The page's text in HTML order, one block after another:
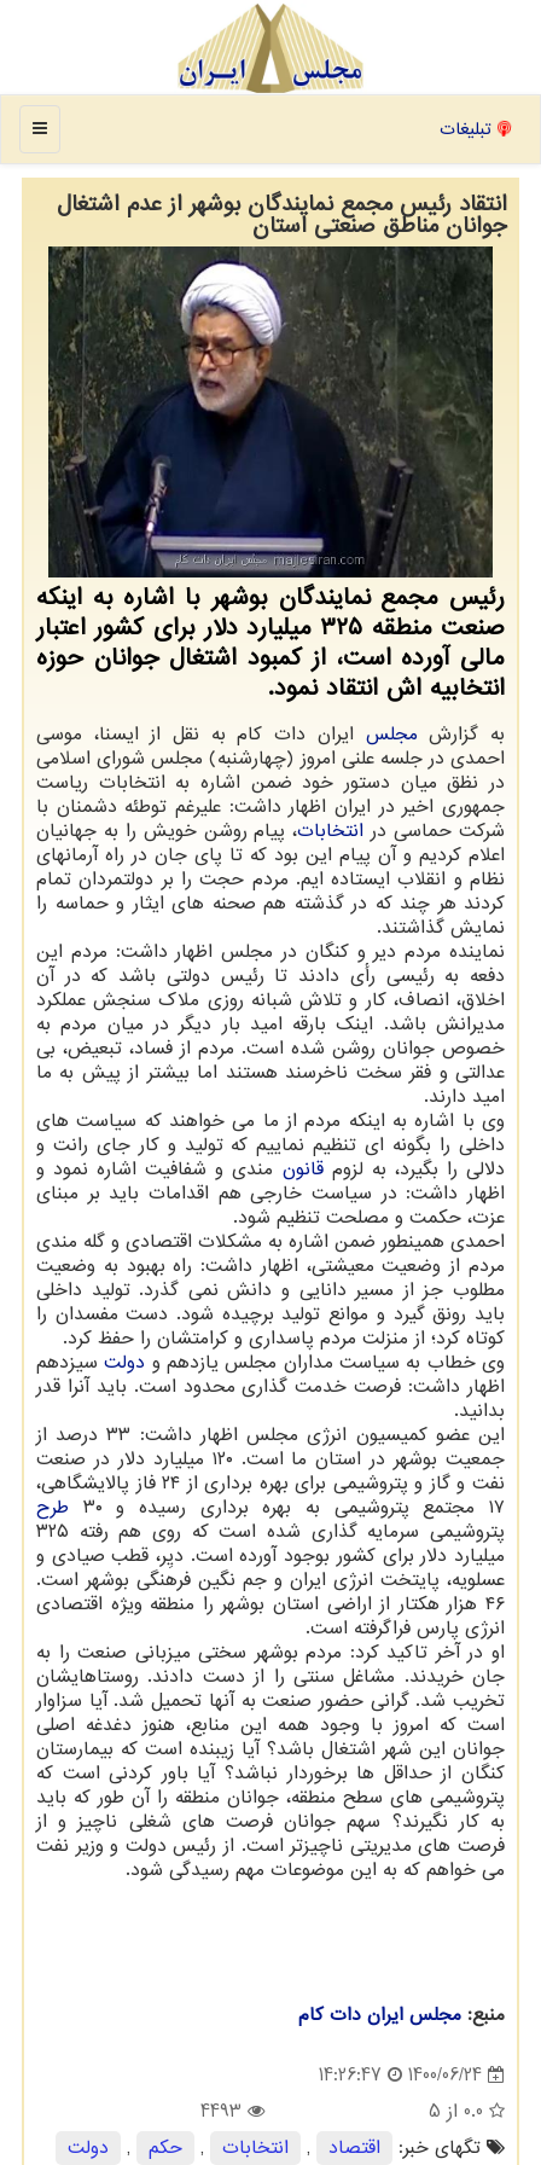
منو تبلیغات
انتقاد رئیس مجمع نمایندگان بوشهر از عدم اشتغال
جوانان مناطق صنعتی استان
رئیس مجمع نمایندگان بوشهر با اشاره به اینکه
صنعت منطقه ۳۲۵ میلیارد دلار برای کشور اعتبار
مالی آورده است، از کمبود اشتغال جوانان حوزه
انتخابیه اش انتقاد نمود.
به گزارش مجلس ایران دات کام به نقل از ایسنا، موسی
احمدی در جلسه علنی امروز (چهارشنبه) مجلس شورای اسلامی
در نظق میان دستور خود ضمن اشاره به انتخابات ریاست
جمهوری اخیر در ایران اظهار داشت: علیرغم توطئه دشمنان با
شرکت حماسی در انتخابات، پیام روشن خویش را به جهانیان
اعلام کردیم و آن پیام این بود که تا پای جان در راه آرمانهای
نظام و انقلاب ایستاده ایم. مردم حجت را بر دولتمردان تمام
کردند هر چند که در گذشته هم صحنه های ایثار و حماسه را
نمایش گذاشتند.
نماینده مردم دیر و کنگان در مجلس اظهار داشت: مردم این
دفعه به رئیسی رأی دادند تا رئیس دولتی باشد که در آن
اخلاق، انصاف، کار و تلاش شبانه روزی ملاک سنجش عملکرد
مدیرانش باشد. اینک بارقه امید بار دیگر در میان مردم به
خصوص جوانان روشن شده است. مردم از فساد، تبعیض، بی
عدالتی و فقر سخت ناخرسند هستند اما بیشتر از پیش به ما
امید دارند.
وی با اشاره به اینکه مردم از ما می خواهند که سیاست های
داخلی را بگونه ای تنظیم نماییم که تولید و کار جای رانت و
دلالی را بگیرد، به لزومقانون مندی و شفافیت اشاره نمود و
اظهار داشت: در سیاست خارجی هم اقدامات باید بر مبنای
عزت، حکمت و مصلحت تنظیم شود.
احمدی همینطور ضمن اشاره به مشکلات اقتصادی و گله مندی
مردم از وضعیت معیشتی، اظهار داشت: راه بهبود به وضعیت
مطلوب جز از مسیر دانایی و دانش نمی گذرد. تولید داخلی
باید رونق گیرد و موانع تولید برچیده شود. دست مفسدان را
کوتاه کرد؛ از منزلت مردم پاسداری و کرامتشان را حفظ کرد.
وی خطاب به سیاست مداران مجلس یازدهم و دولتسیزدهم
اظهار داشت: فرصت خدمت گذاری محدود است. باید آنرا قدر
بدانید.
این عضو کمیسیون انرژی مجلس اظهار داشت: ۳۳ درصد از
جمعیت بوشهر در استان ما است. ۱۲۰ میلیارد دلار در صنعت
نفت و گاز و پتروشیمی برای بهره برداری از ۲۴ فاز پالایشگاهی،
۱۷ مجتمع پتروشیمی به بهره برداری رسیده و ۳۰
طرح
پتروشیمی سرمایه گذاری شده است که روی هم رفته ۳۲۵
میلیارد دلار برای کشور بوجود آورده است. دیِر، قطب صیادی و
عسلویه، پایتخت انرژی ایران و جم نگین فرهنگی بوشهر است.
۴۶ هزار هکتار از اراضی استان بوشهر را منطقه ویژه اقتصادی
انرژی پارس فراگرفته است.
او در آخر تاکید کرد: مردم بوشهر سختی میزبانی صنعت را به
جان خریدند. مشاغل سنتی را از دست دادند. روستاهایشان
تخریب شد. گرانی حضور صنعت به آنها تحمیل شد. آیا سزاوار
است که امروز با وجود همه این منابع، هنوز دغدغه اصلی
جوانان این شهر اشتغال باشد؟ آیا زیبنده است که بیمارستان
کنگان از حداقل ها برخوردار نباشد؟ آیا باور کردنی است که
پتروشیمی های سطح منطقه، جوانان منطقه را آن طور که باید
به کار نگیرند؟ سهم جوانان فرصت های شغلی ناچیز و از
فرصت های مدیریتی ناچیزتر است. از رئیس دولت و وزیر نفت
می خواهم که به این موضوعات مهم رسیدگی شود.
منبع: مجلس ایران دات كام
1400/06/24
14:26:47
0.0 از 5
4493
تگهای خبر:
اقتصاد , انتخابات , حكم , دولت